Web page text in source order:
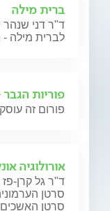
ברית מילה
ד"ר דני שנהר
לברית מילה -
פוריות
פורום זה
אורולוגיה
ד"ר גל קרן-
סרטן
סרטן האשכים